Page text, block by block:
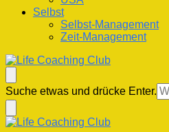
Selbst
Selbst-Management
Zeit-Management
Life Coaching Club
Für Deine Lebenskompetenz
Suchst
du
nach
etwas?
Suche etwas und drücke Enter.